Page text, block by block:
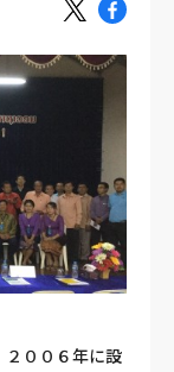
２００６年に設